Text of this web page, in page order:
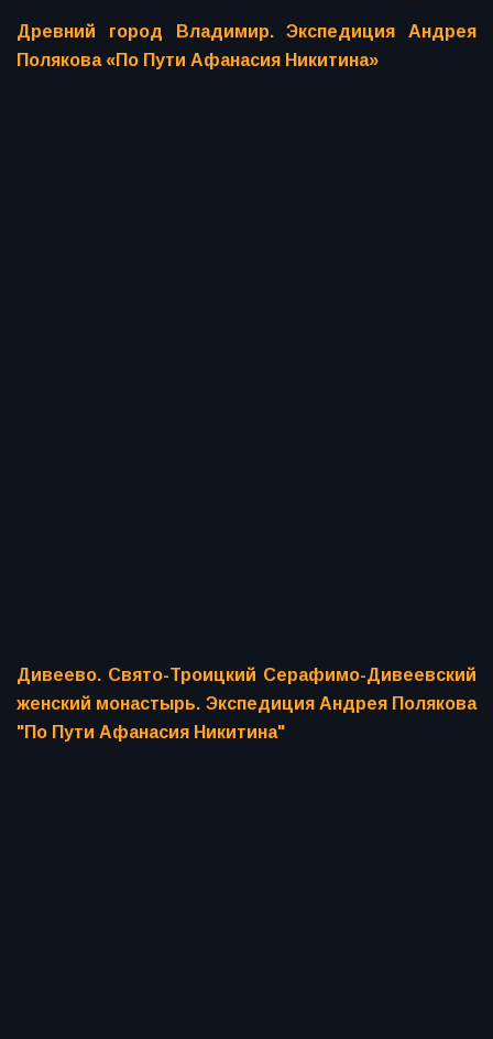
Древний город Владимир. Экспедиция Андрея
Полякова «По Пути Афанасия Никитина»
Дивеево. Свято-Троицкий Серафимо-Дивеевский
женский монастырь. Экспедиция Андрея Полякова
"По Пути Афанасия Никитина"